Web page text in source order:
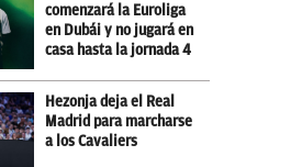
comenzará la Euroliga
en Dubái y no jugará en
casa hasta la jornada 4
Hezonja deja el Real
Madrid para marcharse
a los Cavaliers